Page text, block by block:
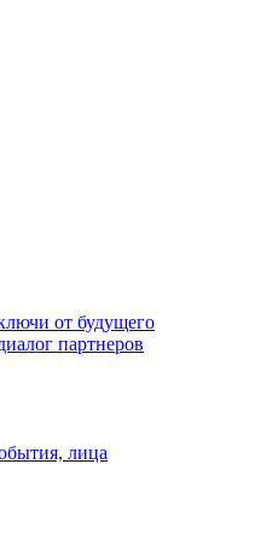
от будущего
партнеров
лица